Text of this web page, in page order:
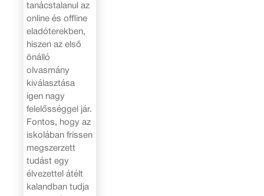
tanácstalanul az
online és offline
eladóterekben,
hiszen az első
önálló
olvasmány
kiválasztása
igen nagy
felelősséggel jár.
Fontos, hogy az
iskolában frissen
megszerzett
tudást egy
élvezettel átélt
kalandban tudja